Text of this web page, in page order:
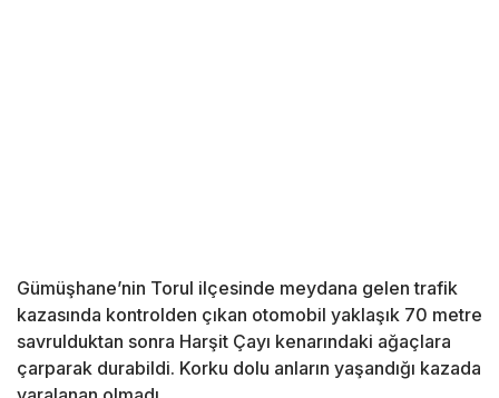
Gümüşhane’nin Torul ilçesinde meydana gelen trafik
kazasında kontrolden çıkan otomobil yaklaşık 70 metre
savrulduktan sonra Harşit Çayı kenarındaki ağaçlara
çarparak durabildi. Korku dolu anların yaşandığı kazada